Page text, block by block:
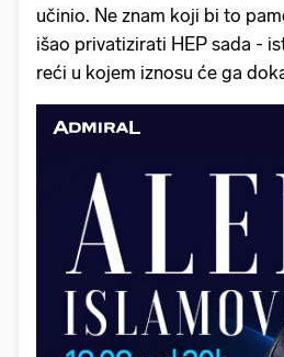
učinio. Ne znam koji bi to
išao privatizirati HEP sada -
reći u kojem iznosu će ga